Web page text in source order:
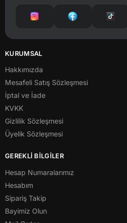
KURUMSAL
Hakkımızda
Mesafeli Satış Sözleşmesi
İptal ve İade
KVKK
Gizlilik Sözleşmesi
Üyelik Sözleşmesi
GEREKLİ BİLGİLER
Hesap Numaralarımız
Hesabım
Sipariş Takip
Bayimiz Olun